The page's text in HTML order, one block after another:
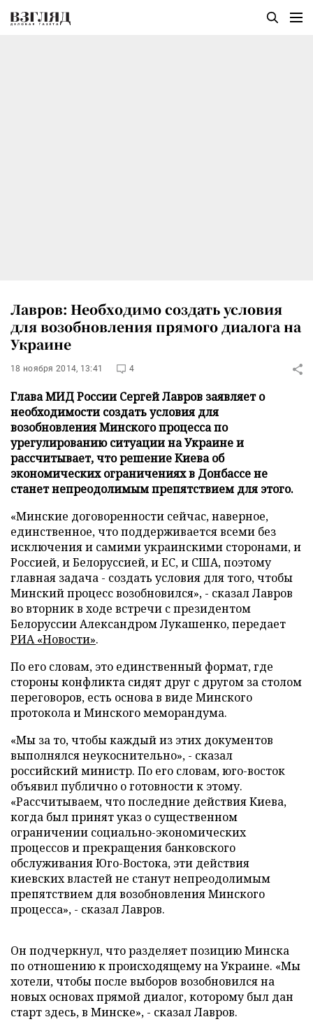
Лавров: Необходимо создать условия
для возобновления прямого диалога на
Украине
18 ноября 2014, 13:41 4
Глава МИД России Сергей Лавров заявляет о
необходимости создать условия для
возобновления Минского процесса по
урегулированию ситуации на Украине и
рассчитывает, что решение Киева об
экономических ограничениях в Донбассе не
станет непреодолимым препятствием для этого.
«Минские договоренности сейчас, наверное,
единственное, что поддерживается всеми без
исключения и самими украинскими сторонами, и
Россией, и Белоруссией, и ЕС, и США, поэтому
главная задача - создать условия для того, чтобы
Минский процесс возобновился», - сказал Лавров
во вторник в ходе встречи с президентом
Белоруссии Александром Лукашенко, передает
РИА «Новости».
По его словам, это единственный формат, где
стороны конфликта сидят друг с другом за столом
переговоров, есть основа в виде Минского
протокола и Минского меморандума.
«Мы за то, чтобы каждый из этих документов
выполнялся неукоснительно», - сказал
российский министр. По его словам, юго-восток
объявил публично о готовности к этому.
«Рассчитываем, что последние действия Киева,
когда был принят указ о существенном
ограничении социально-экономических
процессов и прекращения банковского
обслуживания Юго-Востока, эти действия
киевских властей не станут непреодолимым
препятствием для возобновления Минского
процесса», - сказал Лавров.
Он подчеркнул, что разделяет позицию Минска
по отношению к происходящему на Украине. «Мы
хотели, чтобы после выборов возобновился на
новых основах прямой диалог, которому был дан
старт здесь, в Минске», - сказал Лавров.